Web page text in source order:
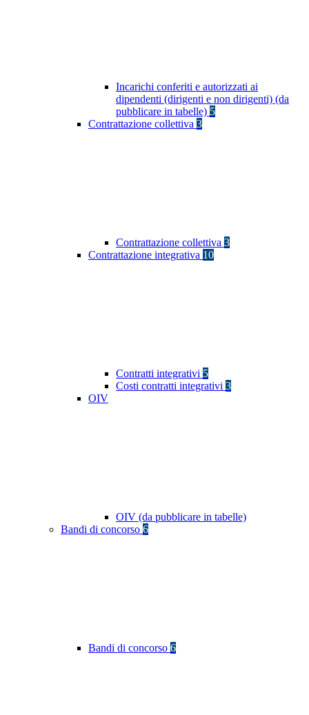
Incarichi conferiti e autorizzati ai
dipendenti (dirigenti e non dirigenti) (da
pubblicare in tabelle) 5
Contrattazione collettiva 3
Contrattazione collettiva 3
Contrattazione integrativa 10
Contratti integrativi 5
Costi contratti integrativi 3
OIV
OIV (da pubblicare in tabelle)
Bandi di concorso 6
Bandi di concorso 6